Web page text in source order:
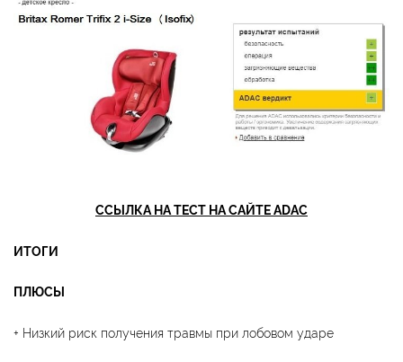
ССЫЛКА НА ТЕСТ НА САЙТЕ ADAC
ИТОГИ
ПЛЮСЫ
+ Низкий риск получения травмы при лобовом ударе